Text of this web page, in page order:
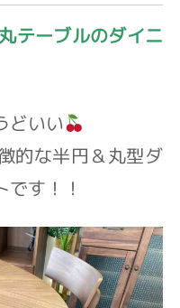
テーブルのダイニ
どいい
的な半円＆丸型ダ
す！！